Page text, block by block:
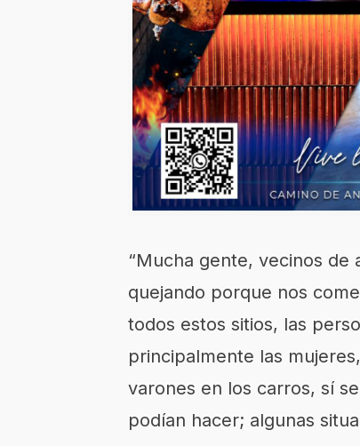
“Mucha gente, vecinos de
quejando porque nos
todos estos sitios, las
principalmente las
varones en los carros, sí
podían hacer; algunas